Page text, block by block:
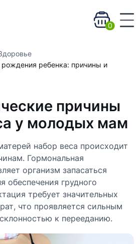
0
рождения ребенка: причины и
причины
у молодых мам
набор веса происходит
Гормональная
организм запасаться
обеспечения грудного
требует значительных
что проявляется сильным
к перееданию.